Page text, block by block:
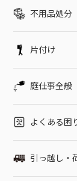
不用品処分
片付け
庭仕事全般
よくある困
引っ越し・